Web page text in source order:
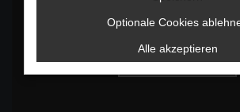
Bestätigen
Optionale Cookies
Alle akzeptieren